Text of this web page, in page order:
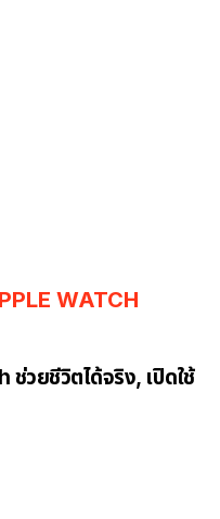
WATCH
วยชีวิตได้จริง, เปิดใช้